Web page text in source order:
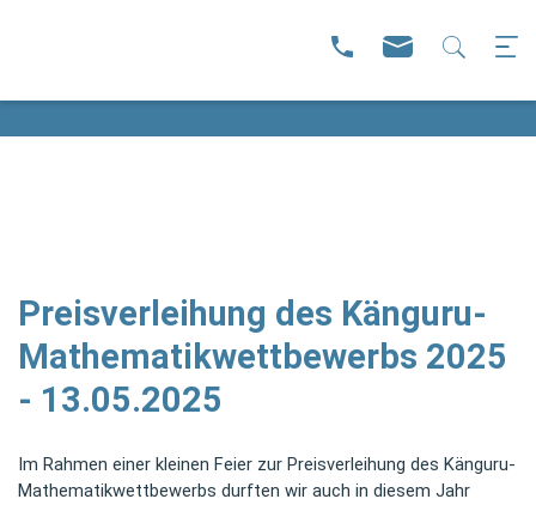
Preisverleihung des Känguru-
Mathematikwettbewerbs 2025
- 13.05.2025
Im Rahmen einer kleinen Feier zur Preisverleihung des Känguru-
Mathematikwettbewerbs durften wir auch in diesem Jahr